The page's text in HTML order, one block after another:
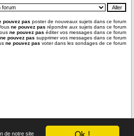
Ok !
de notre site
pouvez pas poster de nouveaux sujets dans ce forum
ne pouvez pas répondre aux sujets dans ce forum
ne pouvez pas éditer vos messages dans ce forum
ne pouvez pas supprimer vos messages dans ce forum
ne pouvez pas voter dans les sondages de ce forum